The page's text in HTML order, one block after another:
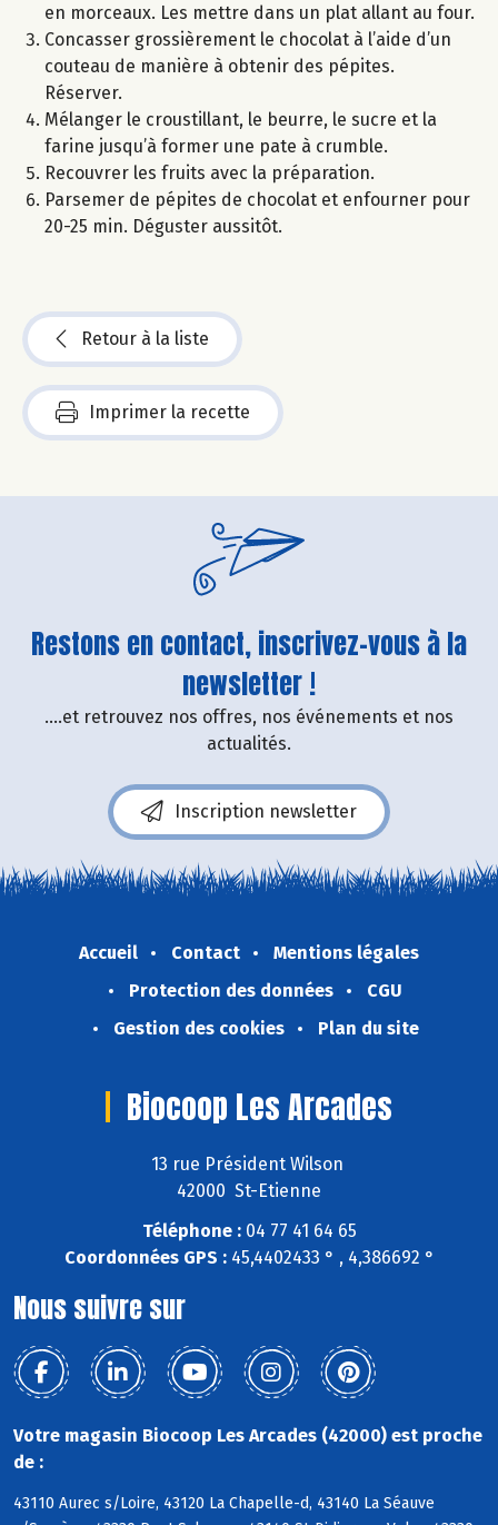
en morceaux. Les mettre dans un plat allant au four.
Concasser grossièrement le chocolat à l’aide d’un
couteau de manière à obtenir des pépites.
Réserver.
Mélanger le croustillant, le beurre, le sucre et la
farine jusqu’à former une pate à crumble.
Recouvrer les fruits avec la préparation.
Parsemer de pépites de chocolat et enfourner pour
20-25 min. Déguster aussitôt.
Retour à la liste
Imprimer la recette
Restons en contact, inscrivez-vous à la
newsletter !
....et retrouvez nos offres, nos événements et nos
actualités.
Inscription newsletter
Accueil Contact
Mentions légales
Protection des données
CGU
Gestion des cookies
Plan du site
Biocoop Les Arcades
13 rue Président Wilson
42000 St-Etienne
Téléphone :04 77 41 64 65
Coordonnées GPS :45,4402433 ° , 4,386692 °
Nous suivre sur
Votre magasin Biocoop Les Arcades (42000) est proche
de :
43110 Aurec s/Loire, 43120 La Chapelle-d, 43140 La Séauve